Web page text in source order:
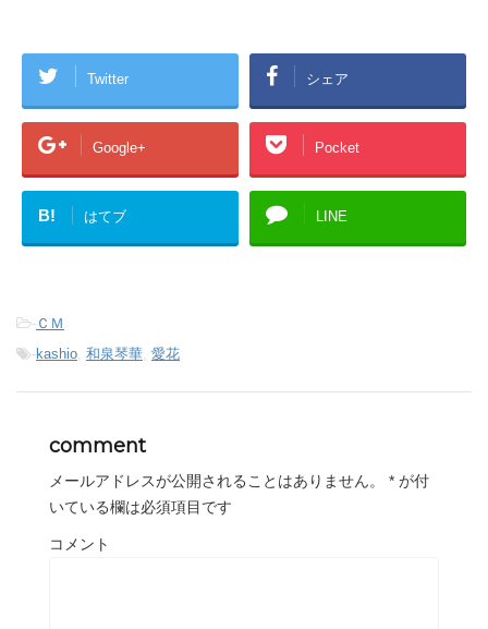
Twitter シェア
Google+ Pocket
B! はてブ LINE
- ＣＭ
-kashio 和泉琴華 愛花
comment
メールアドレスが公開されることはありません。 * が付
いている欄は必須項目です
コメント